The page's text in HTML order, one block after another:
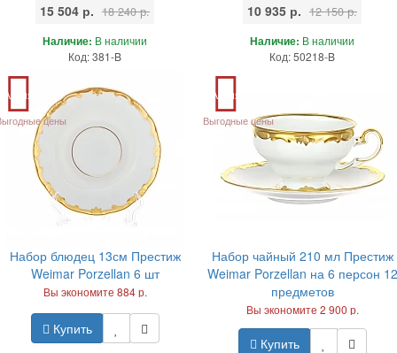
15 504 р. 18 240 р.
Наличие: В наличии
Код: 381-B
10 935 р. 12 150 р.
Наличие: В наличии
Код: 50218-B
Акция
цены
Набор блюдец 13см Престиж
Weimar Porzellan 6 шт
Вы экономите 884 р.
Купить
Акция
Выгодные цены
Набор чайный 210 мл Престиж
Weimar Porzellan на 6 персон 12
предметов
Вы экономите 2 900 р.
Купить